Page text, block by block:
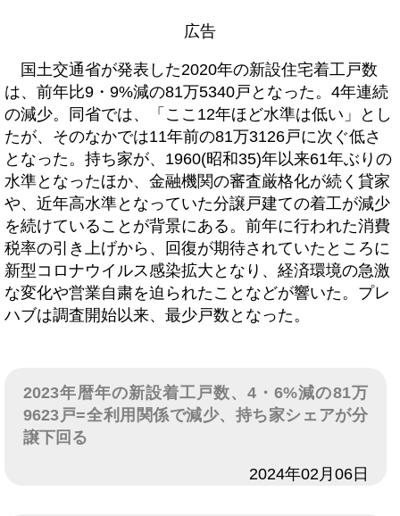
広告
国土交通省が発表した2020年の新設住宅着工戸数
は、前年比9・9%減の81万5340戸となった。4年連続
の減少。同省では、「ここ12年ほど水準は低い」とし
たが、そのなかでは11年前の81万3126戸に次ぐ低さ
となった。持ち家が、1960(昭和35)年以来61年ぶりの
水準となったほか、金融機関の審査厳格化が続く貸家
や、近年高水準となっていた分譲戸建ての着工が減少
を続けていることが背景にある。前年に行われた消費
税率の引き上げから、回復が期待されていたところに
新型コロナウイルス感染拡大となり、経済環境の急激
な変化や営業自粛を迫られたことなどが響いた。プレ
ハブは調査開始以来、最少戸数となった。
2023年暦年の新設着工戸数、4・6%減の81万
9623戸=全利用関係で減少、持ち家シェアが分
譲下回る
2024年02月06日